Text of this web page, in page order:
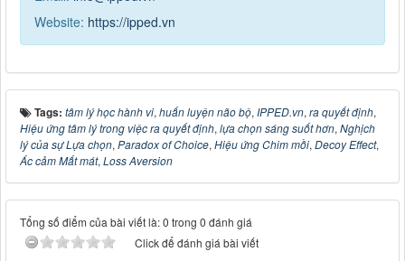
Website: https://ipped.vn
Tags: tâm lý học hành vi,huấn luyện não bộ,IPPED.vn,ra quyết định,
Hiệu ứng tâm lý trong việc ra quyết định,lựa chọn sáng suốt hơn,Nghịch
lý của sự Lựa chọn,Paradox of Choice,Hiệu ứng Chim mồi,Decoy Effect,
Ác cảm Mất mát,Loss Aversion
Tổng số điểm của bài viết là: 0 trong 0 đánh giá
Click để đánh giá bài viết